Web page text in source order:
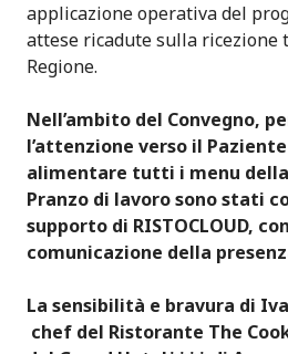
applicazione operativa del
attese ricadute sulla
Regione.
Nell’ambito del Convegno,
l’attenzione verso il
alimentare tutti i menu della
Pranzo di lavoro sono stati
supporto di RISTOCLOUD,
comunicazione della
La sensibilità e bravura di
chef del Ristorante The